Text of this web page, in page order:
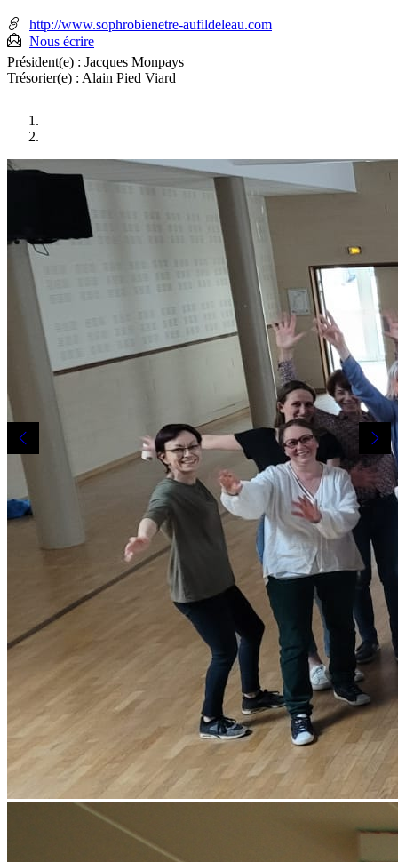
:
http://www.sophrobienetre-aufildeleau.com
Nous écrire
Président(e) : Jacques Monpays
Trésorier(e) : Alain Pied Viard